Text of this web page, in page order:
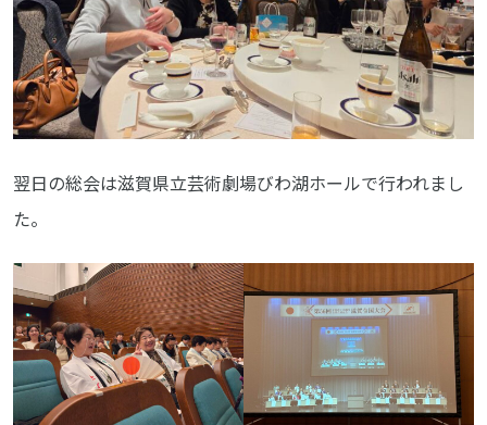
翌日の総会は滋賀県立芸術劇場びわ湖ホールで行われまし
た。